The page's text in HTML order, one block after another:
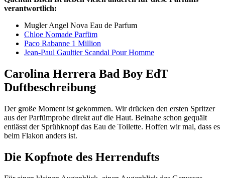
verantwortlich:
Mugler Angel Nova Eau de Parfum
Chloe Nomade Parfüm
Paco Rabanne 1 Million
Jean-Paul Gaultier Scandal Pour Homme
Carolina Herrera Bad Boy EdT
Duftbeschreibung
Der große Moment ist gekommen. Wir drücken den ersten Spritzer
aus der Parfümprobe direkt auf die Haut. Beinahe schon gequält
entlässt der Sprühknopf das Eau de Toilette. Hoffen wir mal, dass es
beim Flakon anders ist.
Die Kopfnote des Herrendufts